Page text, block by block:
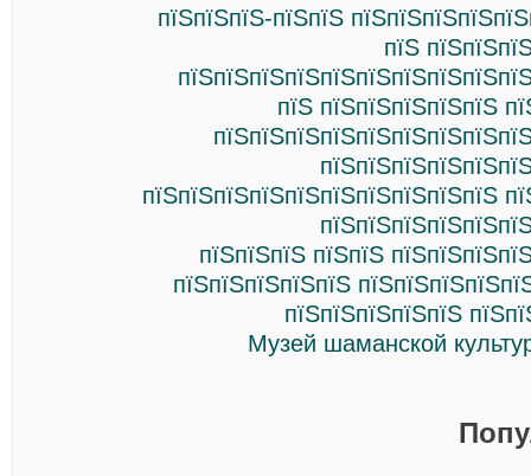
пїЅпїЅпїЅ-пїЅпїЅ
пїЅ
пїЅ пїЅпїЅпїЅпїЅпїЅ
пїЅпїЅпїЅпїЅпїЅпїЅпїЅпїЅпїЅпїЅ
пїЅпїЅпїЅ пїЅпїЅ
пїЅпїЅпїЅпїЅпїЅ
пїЅпїЅпїЅпїЅпїЅ
Музей шаманской